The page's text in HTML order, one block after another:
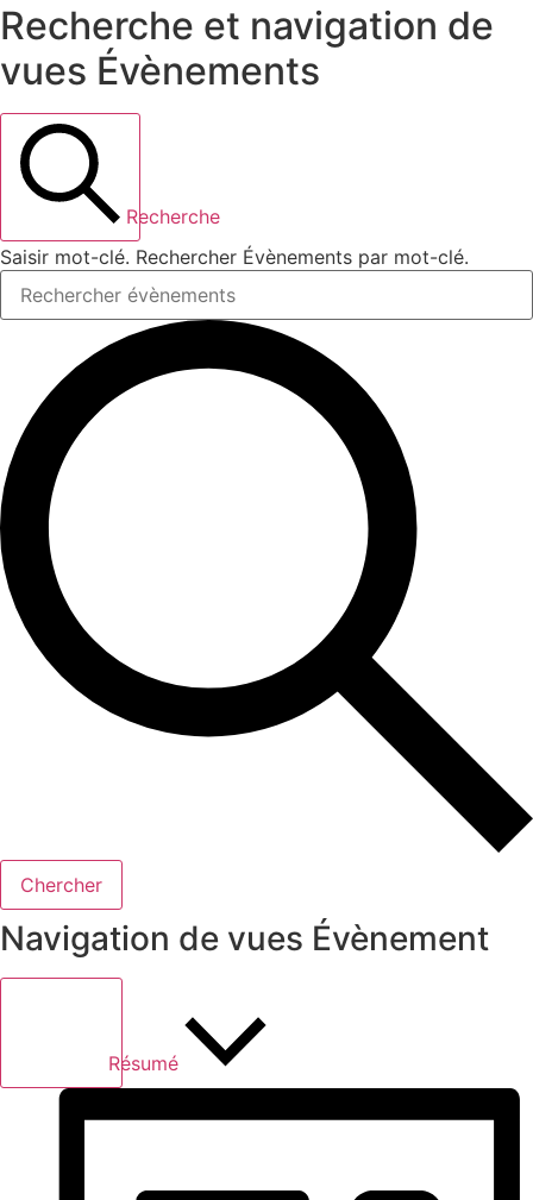
Recherche et navigation de
vues Évènements
Recherche
Saisir mot-clé. Rechercher Évènements par mot-clé.
Chercher
Navigation de vues Évènement
Résumé